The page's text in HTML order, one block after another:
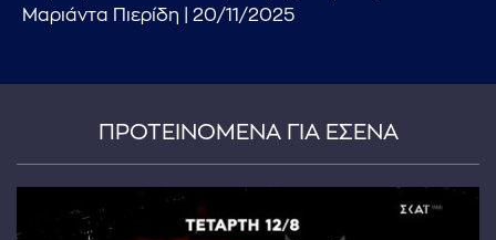
...πληκτρολογήστε κείμενο προς αναζήτηση
Μαριάντα Πιερίδη | 20/11/2025
ΠΡΟΤΕΙΝΟΜΕΝΑ ΓΙΑ ΕΣΕΝΑ